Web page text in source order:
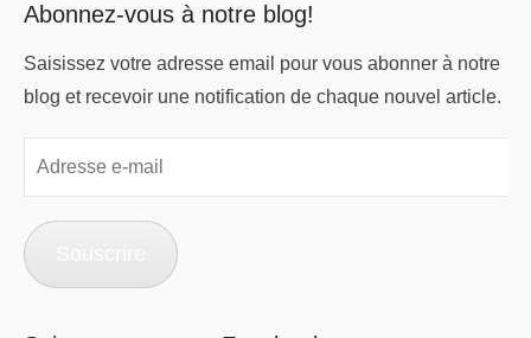
Abonnez-vous à notre blog!
Saisissez votre adresse email pour vous abonner à notre
blog et recevoir une notification de chaque nouvel article.
mail